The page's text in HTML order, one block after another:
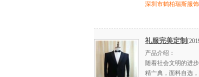
深圳市鹤柏瑞斯服
礼服完美定制
产品介绍：
随着社会文明的进
精亠典，面料自选